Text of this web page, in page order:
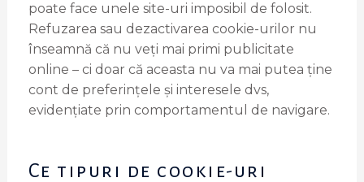
poate face unele site-uri imposibil de folosit.
Refuzarea sau dezactivarea cookie-urilor nu
înseamnă că nu veți mai primi publicitate
online – ci doar că aceasta nu va mai putea ține
cont de preferințele și interesele dvs,
evidențiate prin comportamentul de navigare.
Ce tipuri de cookie-uri